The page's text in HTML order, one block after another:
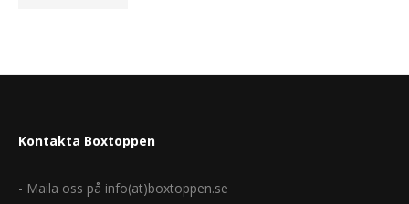
Kontakta Boxtoppen
- Maila oss på info(at)boxtoppen.se